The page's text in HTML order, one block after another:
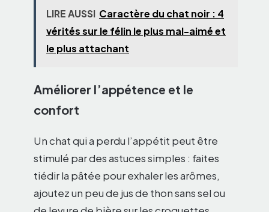
LIRE AUSSI Caractère du chat noir : 4
vérités sur le félin le plus mal-aimé et
le plus attachant
Améliorer l’appétence et le
confort
Un chat qui a perdu l’appétit peut être
stimulé par des astuces simples : faites
tiédir la pâtée pour exhaler les arômes,
ajoutez un peu de jus de thon sans sel ou